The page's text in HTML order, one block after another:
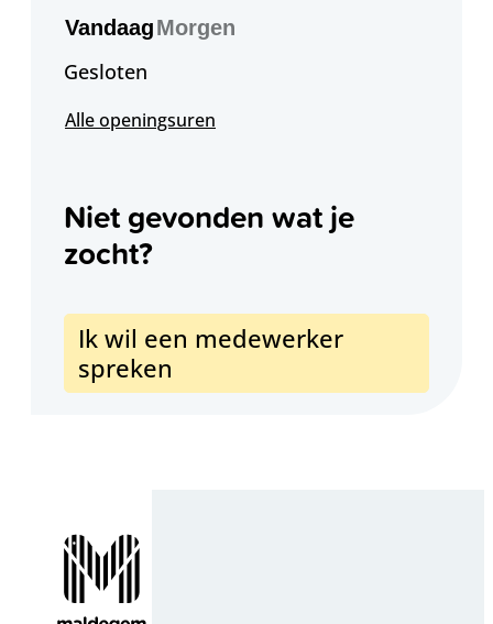
VandaagMorgen
Gesloten
Alle openingsuren
Niet gevonden wat je
zocht?
Ik wil een medewerker
spreken